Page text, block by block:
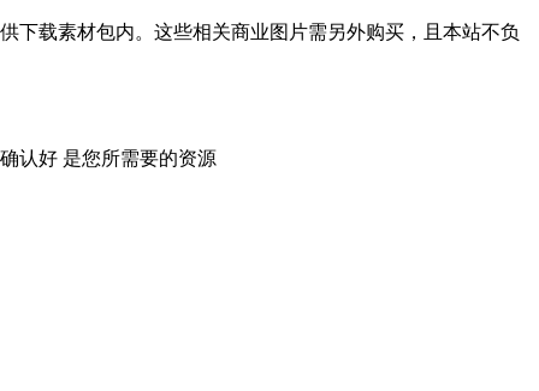
下载素材包内。这些相关商业图片需另外购买，且本站不负
认好 是您所需要的资源